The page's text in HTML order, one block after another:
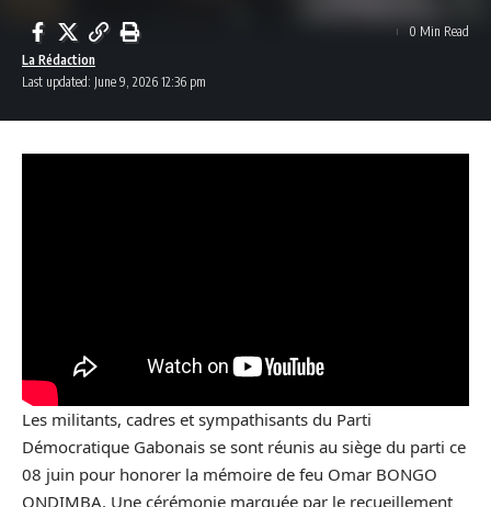
Last updated: June 9, 2026 12:36 pm
La Rédaction
0 Min Read
Les militants, cadres et sympathisants du Parti
Démocratique Gabonais se sont réunis au siège du parti ce
08 juin pour honorer la mémoire de feu Omar BONGO
ONDIMBA. Une cérémonie marquée par le recueillement